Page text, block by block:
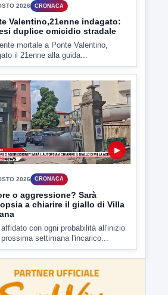
2026 CRONACA
Valentino,21enne indagato:
duplice omicidio stradale
mortale a Ponte Valentino,
il 21enne alla guida...
▶
o aggressione? Sarà
a chiarire il giallo di Villa